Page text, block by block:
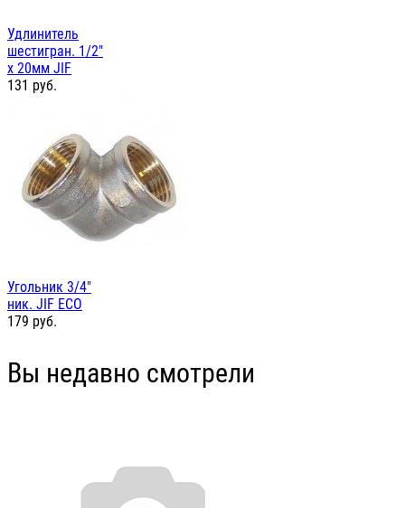
Удлинитель
шестигран. 1/2"
х 20мм JIF
131 руб.
Угольник 3/4"
ник. JIF ЕСО
179 руб.
Вы недавно смотрели